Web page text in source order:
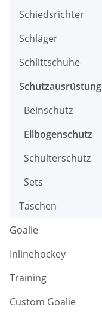
Schiedsrichter
Schläger
Schlittschuhe
Schutzausrüstung
Beinschutz
Ellbogenschutz
Schulterschutz
Sets
Taschen
Goalie
Inlinehockey
Training
Custom Goalie